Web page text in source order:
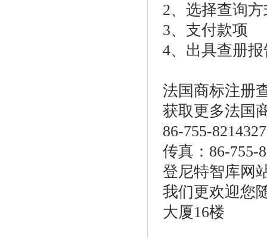
2、选择查询
3、支付款项
4、出具查册报
法国商标注册
获取更多法国
86-755-
传真：86-755-
登尼特智库网
我们更欢迎您
大厦16楼